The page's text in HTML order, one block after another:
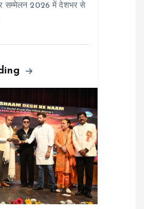
सम्मेलन 2026 में देशभर से